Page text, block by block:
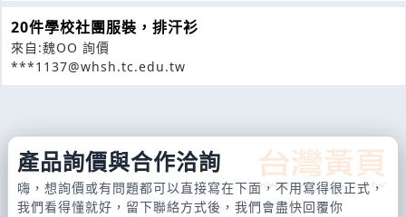
20件學校社團服裝，排汗衫
來自:魏OO 詢價
***1137@whsh.tc.edu.tw
產品詢價與合作洽詢
嗨，想詢價或有問題都可以直接寫在下面，不用寫得很正式，
我們看得懂就好，留下聯絡方式後，我們會盡快回覆你